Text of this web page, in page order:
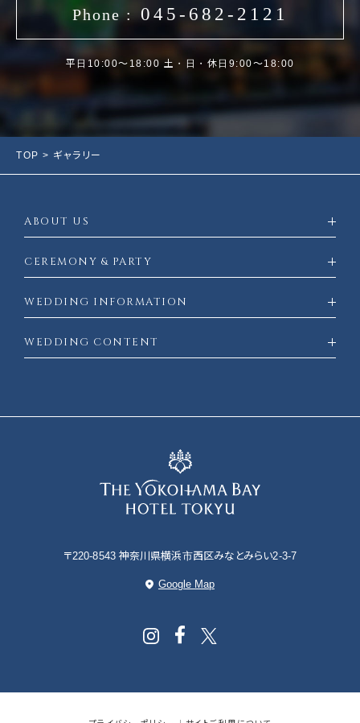
Phone : 045-682-2121
平日10:00〜18:00 土・日・休日9:00～18:00
TOP > ギャラリー
ABOUT US
WEDDING INFORMATION
CEREMONY & PARTY
WEDDING CONTENT
〒220-8543 神奈川県横浜市西区みなとみらい2-3-7
Google Map